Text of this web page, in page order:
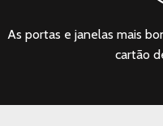
As portas e janelas mais
cartão